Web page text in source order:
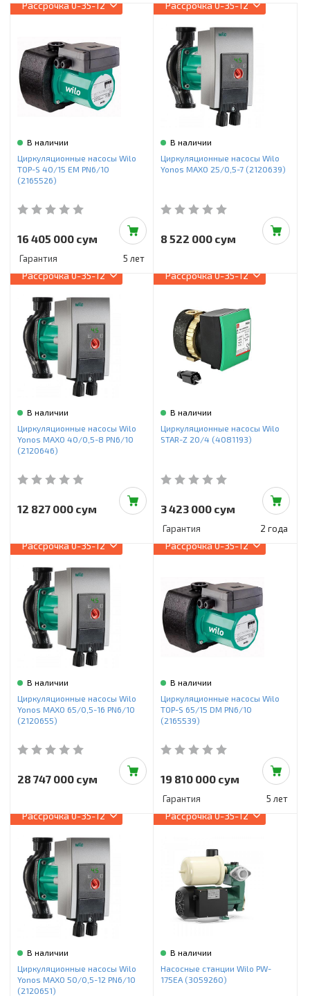
Инструменты и техника
Красота и здоровье
Пылесосы
Сантехника
Рассрочка0-35-12
В наличии
Циркуляционные насосы Wilo
TOP-S 40/15 EM PN6/10
(2165526)
16 405 000 сум
Гарантия 5 лет
Рассрочка0-35-12
В наличии
Циркуляционные насосы Wilo
Yonos MAXO 25/0,5-7 (2120639)
8 522 000 сум
Рассрочка0-35-12
В наличии
Циркуляционные насосы Wilo
Yonos MAXO 40/0,5-8 PN6/10
(2120646)
12 827 000 сум
Рассрочка0-35-12
В наличии
Циркуляционные насосы Wilo
STAR-Z 20/4 (4081193)
3 423 000 сум
Гарантия 2 года
Рассрочка0-35-12
В наличии
Циркуляционные насосы Wilo
Yonos MAXO 65/0,5-16 PN6/10
(2120655)
28 747 000 сум
Рассрочка0-35-12
В наличии
Циркуляционные насосы Wilo
TOP-S 65/15 DM PN6/10
(2165539)
19 810 000 сум
Гарантия 5 лет
Рассрочка0-35-12
В наличии
Циркуляционные насосы Wilo
Yonos MAXO 50/0,5-12 PN6/10
(2120651)
Рассрочка0-35-12
В наличии
Насосные станции Wilo PW-
175EA (3059260)